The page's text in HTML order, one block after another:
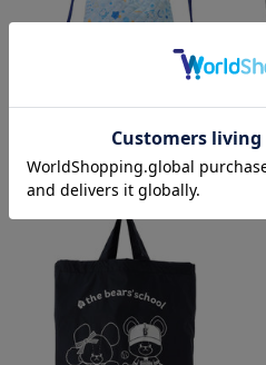
幾何学パターン/大きめ巾着/DB.スタ
¥1,800(税込)